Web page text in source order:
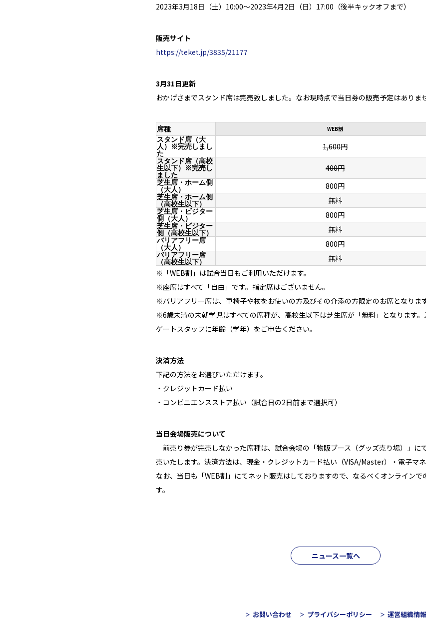
2023年3月18日（土）10:00～2023年4月2日（日）17:00（後半キックオフまで）
販売サイト
https://teket.jp/3835/21177
3月31日更新
おかげさまでスタンド席は完売致しました。なお現時点で当日券の販売予定はありま
席種 WEB割
スタンド席（大
人） ※完売しまし
た
1,600円
スタンド席（高校
生以下） ※完売し
ました
400円
芝生席・ホーム側
（大人）
800円
芝生席・ホーム側
（高校生以下）
無料
芝生席・ビジター
側（大人）
800円
芝生席・ビジター
側（高校生以下）
無料
バリアフリー席
（大人）
800円
バリアフリー席
（高校生以下）
無料
※「WEB割」は試合当日もご利用いただけます。
※座席はすべて「自由」です。指定席はございません。
※バリアフリー席は、車椅子や杖をお使いの方及びその介添の方限定のお席となります
※6歳未満の未就学児はすべての席種が、高校生以下は芝生席が「無料」となります。
ゲートスタッフに年齢（学年）をご申告ください。
決済方法
下記の方法をお選びいただけます。
・クレジットカード払い
・コンビニエンスストア払い（試合日の2日前まで選択可）
当日会場販売について
前売り券が完売しなかった席種は、試合会場の「物販ブース（グッズ売り場）」に
売いたします。決済方法は、現金・クレジットカード払い（VISA/Master）・電子マネ
なお、当日も「WEB割」にてネット販売はしておりますので、なるべくオンラインで
す。
ニュース一覧へ
お問い合わせ プライバシーポリシー 運営組織情報